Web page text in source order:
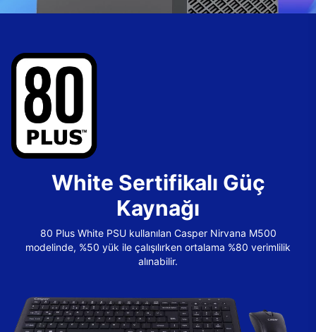
White Sertifikalı Güç
Kaynağı
80 Plus White PSU kullanılan Casper Nirvana M500
modelinde, %50 yük ile çalışılırken ortalama %80 verimlilik
alınabilir.